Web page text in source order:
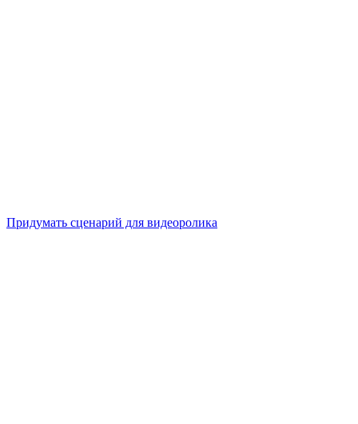
Придумать сценарий для видеоролика